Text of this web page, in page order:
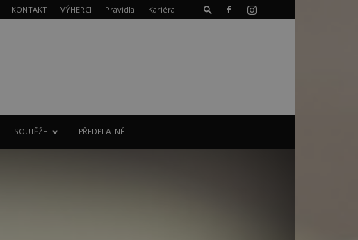
KONTAKT VÝHERCI Pravidla Kariéra
SOUTĚŽE PŘEDPLATNÉ